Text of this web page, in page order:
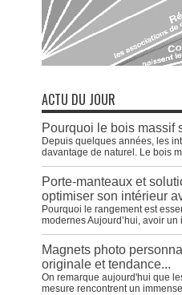
ACTU DU JOUR
Pourquoi le bois massif
Depuis quelques années, les
davantage de naturel. Le bois
Porte-manteaux et
optimiser son intérieur
Pourquoi le rangement est
modernes Aujourd’hui, avoir un
Magnets photo
originale et tendance...
On remarque aujourd'hui que
mesure rencontrent un